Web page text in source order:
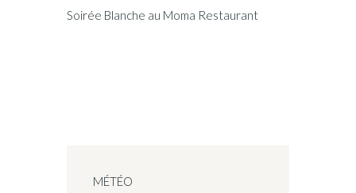
Soirée Blanche au Moma Restaurant
MÉTÉO